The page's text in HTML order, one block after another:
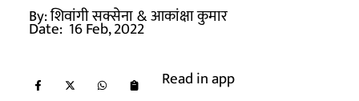
By:शिवांगी सक्सेना& आकांक्षा कुमार
Date: 16 Feb, 2022
Read in app